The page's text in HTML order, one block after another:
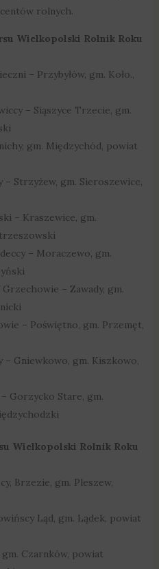
rolnych.
Wielkopolski Rolnik Roku
– Przybyłów, gm. Koło.,
– Siąszyce Trzecie, gm.
gm. Międzychód, powiat
– Strzyżew, gm. Sieroszewice,
– Kraszewice, gm.
– Moraczewo, gm.
– Zawady, gm.
– Poświętno, gm. Przemęt,
– Gniewkowo, gm. Kiszkowo,
Gorzycko Stare, gm.
Wielkopolski Rolnik Roku
Brzezie, gm. Pleszew,
Ląd, gm. Lądek, powiat
gm. Czarnków, powiat